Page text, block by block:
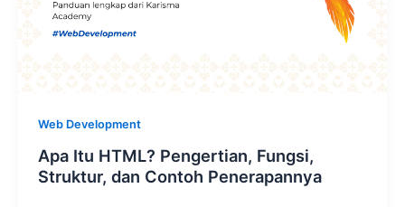
Web Development
Apa Itu HTML? Pengertian, Fungsi,
Struktur, dan Contoh Penerapannya